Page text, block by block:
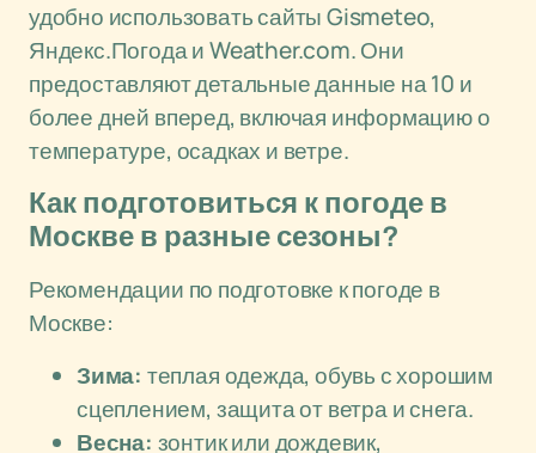
удобно использовать сайты Gismeteo,
Яндекс.Погода и Weather.com. Они
предоставляют детальные данные на 10 и
более дней вперед, включая информацию о
температуре, осадках и ветре.
Как подготовиться к погоде в
Москве в разные сезоны?
Рекомендации по подготовке к погоде в
Москве:
Зима: теплая одежда, обувь с хорошим
сцеплением, защита от ветра и снега.
Весна: зонтик или дождевик,